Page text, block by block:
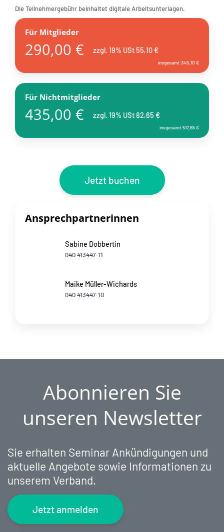
Die Teilnehmergebühr beinhaltet digitale Arbeitsunterlagen.
Für Mitglieder
290,00 € zzgl. 19% USt 55,10 €
insgesamt 345,10 €
Für Nichtmitglieder
435,00 € zzgl. 19% USt 82,65 €
insgesamt 517,65 €
Jetzt buchen
Ansprechpartnerinnen
Sabine Dobbertin
040 413447-11
Maike Müller-Wichards
040 413447-10
Abonnieren Sie
unseren Newsletter
Sie erhalten Seminar Ankündigungen und
aktuelle Angebote sowie Informationen zu
unserem Verband.
Jetzt anmelden